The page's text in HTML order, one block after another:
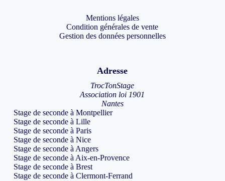
Mentions légales
Condition générales de vente
Gestion des données personnelles
Adresse
TrocTonStage
Association loi 1901
Nantes
Stage de seconde à Montpellier
Stage de seconde à Lille
Stage de seconde à Paris
Stage de seconde à Nice
Stage de seconde à Angers
Stage de seconde à Aix-en-Provence
Stage de seconde à Brest
Stage de seconde à Clermont-Ferrand